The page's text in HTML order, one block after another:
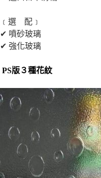
﹝選 配﹞
✔ 噴砂玻璃
✔ 強化玻璃
PS版３種花紋